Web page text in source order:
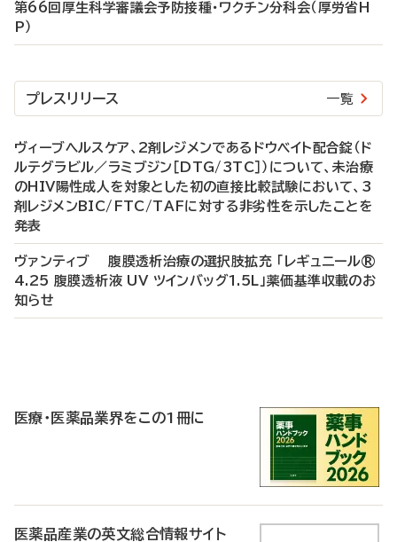
第66回厚生科学審議会予防接種・ワクチン分科会（厚労省H
P）
プレスリリース 一覧
ヴィーブヘルスケア、2剤レジメンであるドウベイト配合錠（ド
ルテグラビル／ラミブジン［DTG/3TC］）について、未治療
のHIV陽性成人を対象とした初の直接比較試験において、3
剤レジメンBIC/FTC/TAFに対する非劣性を示したことを
発表
ヴァンティブ 腹膜透析治療の選択肢拡充 「レギュニール®
4.25 腹膜透析液 UV ツインバッグ1.5L」薬価基準収載のお
知らせ
医療・医薬品業界をこの1冊に
医薬品産業の英文総合情報サイト